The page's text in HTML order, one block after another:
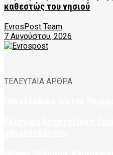
καθεστώς του νησιού
EvrosPost Team
7 Αυγούστου, 2026
ΤΕΛΕΥΤΑΙΑ ΑΡΘΡΑ